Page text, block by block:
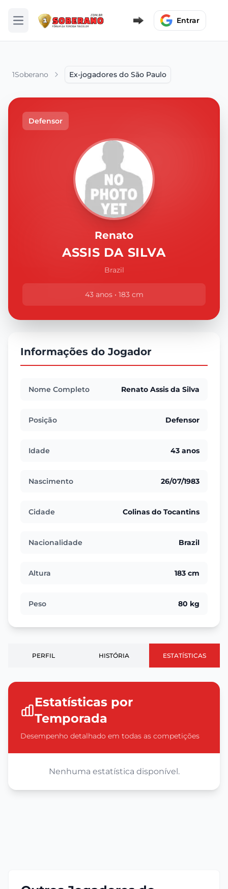
Abrir menu Entrar
1Soberano Ex-jogadores do São Paulo
Defensor
Renato
ASSIS DA SILVA
Brazil
43 anos • 183 cm
Informações do Jogador
Nome Completo Renato Assis da Silva
Posição Defensor
Idade 43 anos
Nascimento 26/07/1983
Cidade Colinas do Tocantins
Nacionalidade Brazil
Altura 183 cm
Peso 80 kg
PERFIL HISTÓRIA ESTATÍSTICAS
Estatísticas por
Temporada
Desempenho detalhado em todas as competições
Nenhuma estatística disponível.